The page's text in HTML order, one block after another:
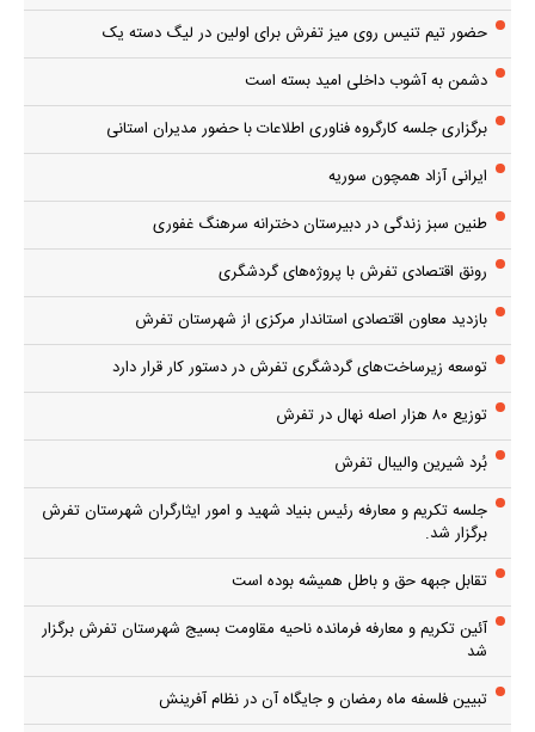
حضور تیم تنیس روی میز تفرش برای اولین در لیگ دسته یک
دشمن به آشوب داخلی امید بسته است
برگزاری جلسه کارگروه فناوری اطلاعات با حضور مدیران استانی
ایرانی آزاد همچون سوریه
طنین سبز زندگی در دبیرستان دخترانه سرهنگ غفوری
رونق اقتصادی تفرش با پروژه‌های گردشگری
بازدید معاون اقتصادی استاندار مرکزی از شهرستان تفرش
توسعه زیرساخت‌های گردشگری تفرش در دستور کار قرار دارد
توزیع ۸۰ هزار اصله نهال در تفرش
بُرد شیرین والیبال تفرش
جلسه تکریم و معارفه رئیس بنیاد شهید و امور ایثارگران شهرستان تفرش
برگزار شد.
تقابل جبهه حق و باطل همیشه بوده است
آئین تکریم و معارفه فرمانده ناحیه مقاومت بسیج شهرستان تفرش برگزار
شد
تبیین فلسفه ماه رمضان و جایگاه آن در نظام آفرینش